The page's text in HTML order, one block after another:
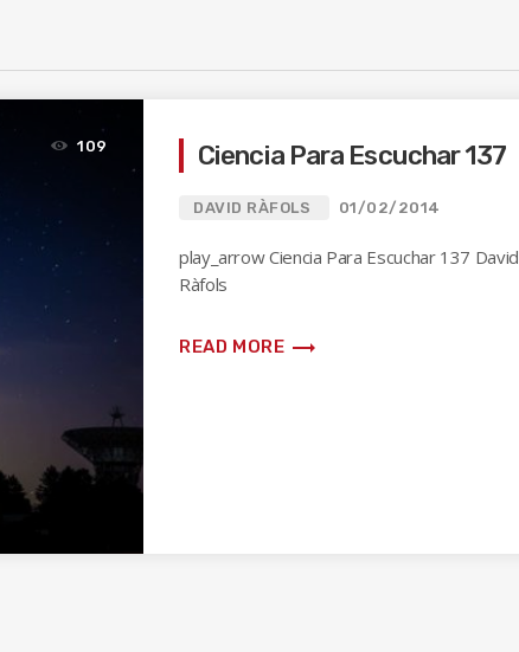
109 Ciencia Para Escuchar 137
DAVID RÀFOLS 01/02/2014
play_arrow Ciencia Para Escuchar 137 David
Ràfols
READ MORE trending_flat